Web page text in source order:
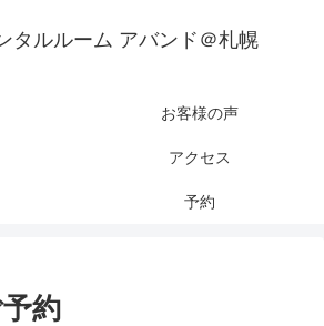
タルルーム アバンド＠札幌
お客様の声
アクセス
予約
約